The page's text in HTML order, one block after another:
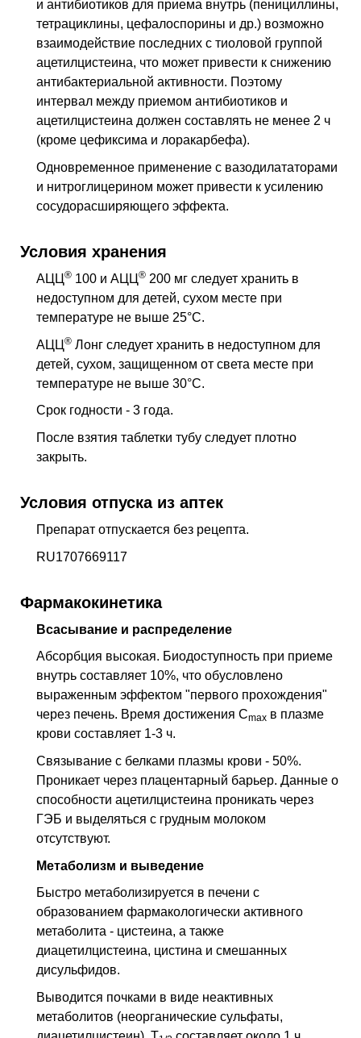
и антибиотиков для приема внутрь (пенициллины,
тетрациклины, цефалоспорины и др.) возможно
взаимодействие последних с тиоловой группой
ацетилцистеина, что может привести к снижению
антибактериальной активности. Поэтому
интервал между приемом антибиотиков и
ацетилцистеина должен составлять не менее 2 ч
(кроме цефиксима и лоракарбефа).
Одновременное применение с вазодилататорами
и нитроглицерином может привести к усилению
сосудорасширяющего эффекта.
Условия хранения
АЦЦ ® 100 и АЦЦ ® 200 мг следует хранить в
недоступном для детей, сухом месте при
температуре не выше 25°С.
АЦЦ ® Лонг следует хранить в недоступном для
детей, сухом, защищенном от света месте при
температуре не выше 30°С.
Срок годности - 3 года.
После взятия таблетки тубу следует плотно
закрыть.
Условия отпуска из аптек
Препарат отпускается без рецепта.
RU1707669117
Фармакокинетика
Всасывание и распределение
Абсорбция высокая. Биодоступность при приеме
внутрь составляет 10%, что обусловлено
выраженным эффектом "первого прохождения"
через печень. Время достижения Cmax в плазме
крови составляет 1-3 ч.
Связывание с белками плазмы крови - 50%.
Проникает через плацентарный барьер. Данные о
способности ацетилцистеина проникать через
ГЭБ и выделяться с грудным молоком
отсутствуют.
Метаболизм и выведение
Быстро метаболизируется в печени с
образованием фармакологически активного
метаболита - цистеина, а также
диацетилцистеина, цистина и смешанных
дисульфидов.
Выводится почками в виде неактивных
метаболитов (неорганические сульфаты,